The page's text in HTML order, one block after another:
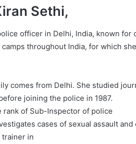
Sethi,
officer in Delhi, India, known for
throughout India, for which
comes from Delhi. She studied
joining the police in 1987.
rank of Sub-Inspector of police
cases of sexual assault
trainer in